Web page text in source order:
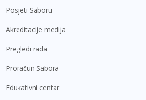
Posjeti Saboru
Akreditacije medija
Pregledi rada
Proračun Sabora
Edukativni centar